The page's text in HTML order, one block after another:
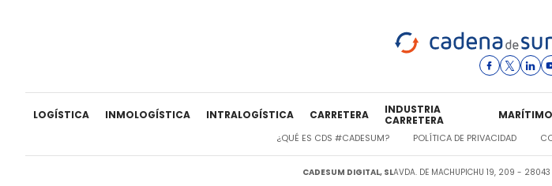
LOGÍSTICA INMOLOGÍSTICA INTRALOGÍSTICA CARRETERA
INDUSTRIA
CARRETERA
MARÍTIMO
¿QUÉ ES CDS #CADESUM? POLÍTICA DE PRIVACIDAD
CADESUM DIGITAL, SLAVDA. DE MACHUPICHU 19, 209 -